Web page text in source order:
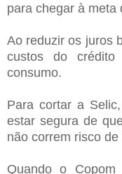
para chegar à meta
Ao reduzir os juros
custos do
consumo.
Para cortar a
estar segura de
não correm risco
Quando o